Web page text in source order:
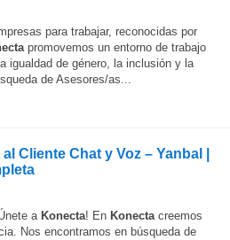
para trabajar, reconocidas por
promovemos un entorno de trabajo
igualdad de género, la inclusión y la
de Asesores/as...
Cliente Chat y Voz – Yanbal |
a Konecta! En Konectacreemos
Nos encontramos en búsqueda de